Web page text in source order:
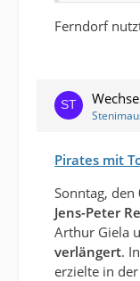
Ferndorf
Pirates mit
Sonntag,
Jens-Peter
Arthur Giela
verlängert.
erzielte in